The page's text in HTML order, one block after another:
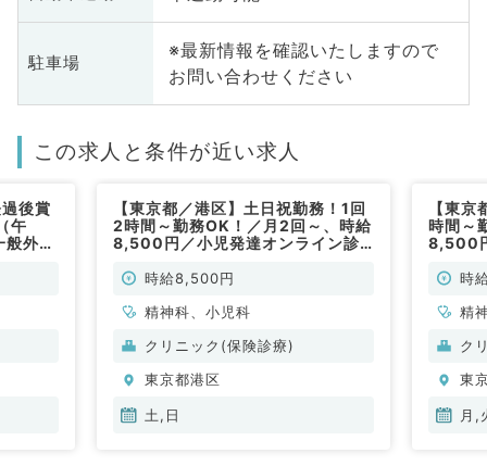
駐車場
※最新情報を確認いたしますので
お問い合わせください
この求人と条件が近い求人
後賞
午
外来
【東京都／港区】土日祝勤務！1回
2時間～勤務OK！／月2回～、時給
8,500円／小児発達オンライン診
時給8,500円
精神科、小児科
クリニック(保険診療)
東京都港区
土,日
【東
時間～
8,500
時
精
ク
東
月,